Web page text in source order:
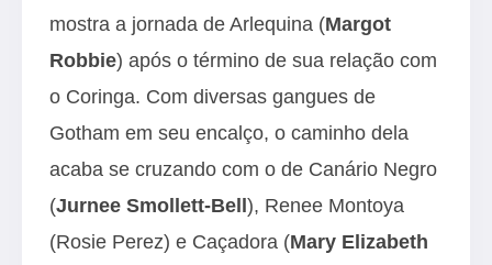
mostra a jornada de Arlequina (Margot
Robbie) após o término de sua relação com
o Coringa. Com diversas gangues de
Gotham em seu encalço, o caminho dela
acaba se cruzando com o de Canário Negro
(Jurnee Smollett-Bell), Renee Montoya
(Rosie Perez) e Caçadora (Mary Elizabeth